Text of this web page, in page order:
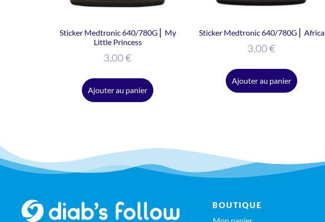
Sticker Medtronic 640/780G ⎜ My
Little Princess
3,00 €
Ajouter au panier
Sticker Medtronic 640/780G ⎜ Africa
3,00 €
Ajouter au panier
BOUTIQUE